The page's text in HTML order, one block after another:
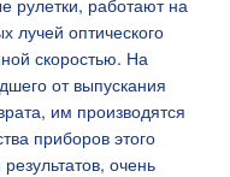
рулетки, работают на
лучей оптического
скоростью. На
от выпускания
им производятся
приборов этого
очень